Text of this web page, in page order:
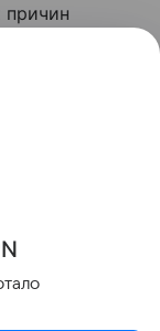
причин
N